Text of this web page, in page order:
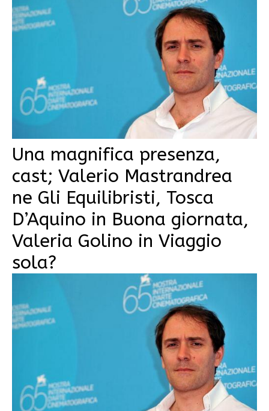
Una magnifica presenza,
cast; Valerio Mastrandrea
ne Gli Equilibristi, Tosca
D’Aquino in Buona giornata,
Valeria Golino in Viaggio
sola?